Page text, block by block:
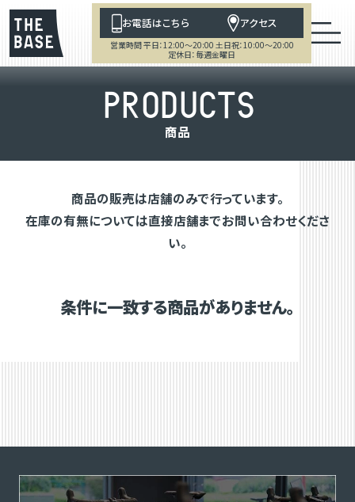
お電話はこちら アクセス
営業時間 平日：12:00～20:00 土日祝：10:00～20:00
定休日：毎週金曜日
PRODUCTS
商品
商品の販売は店舗のみで行っています。
在庫の有無については直接店舗までお問い合わせくださ
い。
条件に一致する商品がありません。